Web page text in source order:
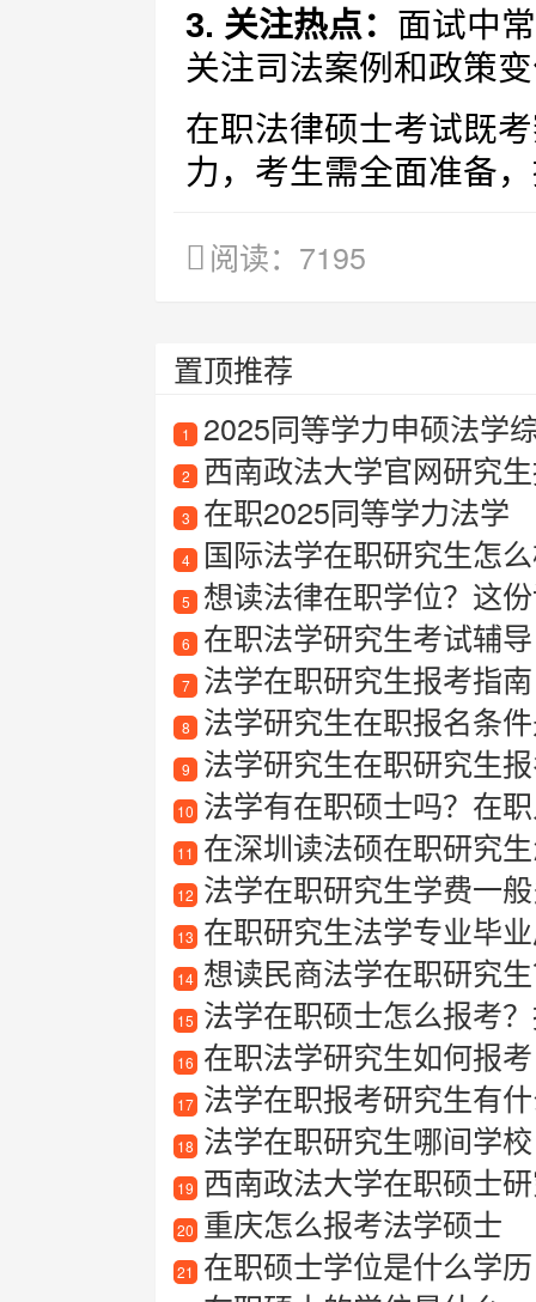
3. 关注热点： 面试中
关注司法案例和政策
在职法律硕士考试既
力，考生需全面准备
阅读：7195
置顶推荐
1 2025同等学力申硕法学
2 西南政法大学官网研究
3 在职2025同等学力法学
4 国际法学在职研究生怎
5 想读法律在职学位？这
6 在职法学研究生考试辅导
7 法学在职研究生报考指南
8 法学研究生在职报名条件是
9 法学研究生在职研究生
10 法学有在职硕士吗？在
11 在深圳读法硕在职研究
12 法学在职研究生学费一
13 在职研究生法学专业毕业
14 想读民商法学在职研究生
15 法学在职硕士怎么报考
16 在职法学研究生如何报考
17 法学在职报考研究生有
18 法学在职研究生哪间学校
19 西南政法大学在职硕士
20 重庆怎么报考法学硕士
21
在职硕士学位是什么学历